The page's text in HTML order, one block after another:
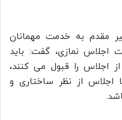
مقدم به خدمت مهمانان
اجلاس نمازی، گفت: باید
اجلاس را قبول می کنند،
اجلاس از نظر ساختاری و